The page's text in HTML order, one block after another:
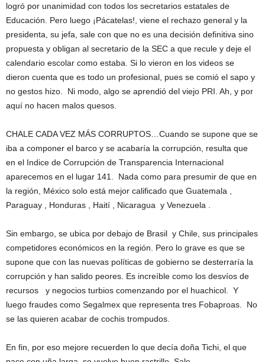
logró por unanimidad con todos los secretarios estatales de
Educación. Pero luego ¡Pácatelas!, viene el rechazo general y la
presidenta, su jefa, sale con que no es una decisión definitiva sino
propuesta y obligan al secretario de la SEC a que recule y deje el
calendario escolar como estaba. Si lo vieron en los videos se
dieron cuenta que es todo un profesional, pues se comió el sapo y
no gestos hizo. Ni modo, algo se aprendió del viejo PRI. Ah, y por
aquí no hacen malos quesos.
CHALE CADA VEZ MÁS CORRUPTOS…Cuando se supone que se
iba a componer el barco y se acabaría la corrupción, resulta que
en el Indice de Corrupción de Transparencia Internacional
aparecemos en el lugar 141. Nada como para presumir de que en
la región, México solo está mejor calificado que Guatemala ,
Paraguay , Honduras , Haití , Nicaragua y Venezuela .
Sin embargo, se ubica por debajo de Brasil y Chile, sus principales
competidores económicos en la región. Pero lo grave es que se
supone que con las nuevas políticas de gobierno se desterraría la
corrupción y han salido peores. Es increíble como los desvíos de
recursos y negocios turbios comenzando por el huachicol. Y
luego fraudes como Segalmex que representa tres Fobaproas. No
se las quieren acabar de cochis trompudos.
En fin, por eso mejore recuerden lo que decía doña Tichi, el que